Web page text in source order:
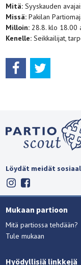
Mitä: Syyskauden
Missä: Pakilan
Milloin: 28.8. klo 18.00
Kenelle: Seikkailijat,
Löydät meidät
Mukaan partioon
Mitä partiossa tehdään?
Tule mukaan
Hyödyllisiä linkkejä